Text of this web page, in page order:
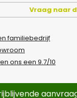
Vraag naar
familiebedrijf
ons een 9.7/10